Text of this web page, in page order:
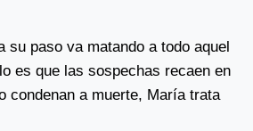
paso va matando a todo aquel
es que las sospechas recaen en
condenan a muerte, María trata